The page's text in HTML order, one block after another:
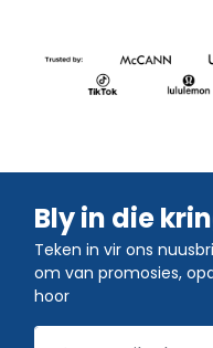
Bly in die
Teken in vir ons
om van promosies,
hoor